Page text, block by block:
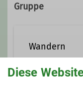
Gruppe
Wandern
Diese